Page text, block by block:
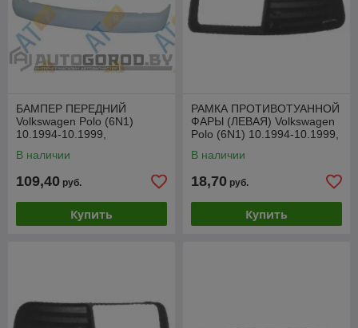
БАМПЕР ПЕРЕДНИЙ
Volkswagen Polo (6N1)
10.1994-10.1999,
В наличии
109,40 руб.
Купить
РАМКА ПРОТИВОТУАННОЙ
ФАРЫ (ЛЕВАЯ) Volkswagen
Polo (6N1) 10.1994-10.1999,
В наличии
18,70 руб.
Купить